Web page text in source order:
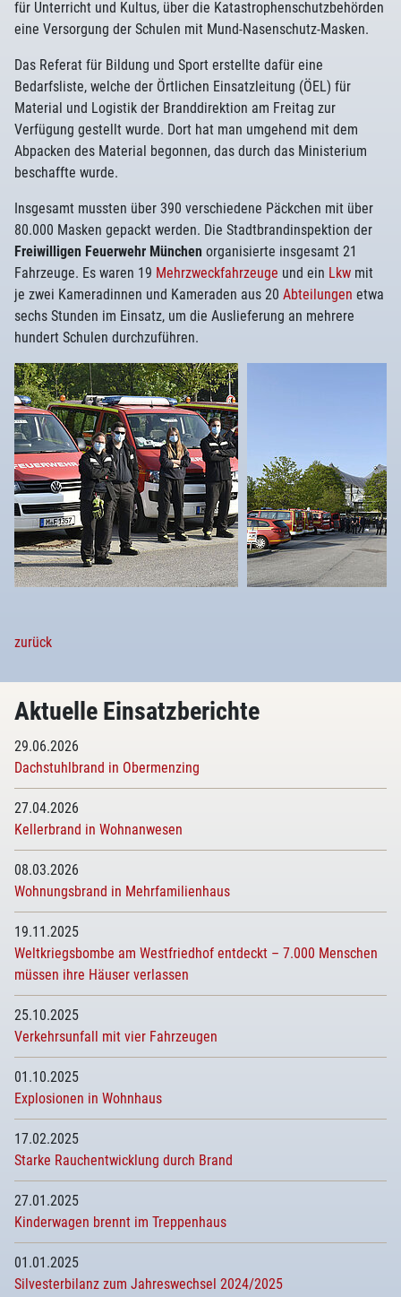
für Unterricht und Kultus, über die Katastrophenschutzbehörden
eine Versorgung der Schulen mit Mund-Nasenschutz-Masken.
Das Referat für Bildung und Sport erstellte dafür eine
Bedarfsliste, welche der Örtlichen Einsatzleitung (ÖEL) für
Material und Logistik der Branddirektion am Freitag zur
Verfügung gestellt wurde. Dort hat man umgehend mit dem
Abpacken des Material begonnen, das durch das Ministerium
beschaffte wurde.
Insgesamt mussten über 390 verschiedene Päckchen mit über
80.000 Masken gepackt werden. Die Stadtbrandinspektion der
Freiwilligen Feuerwehr München organisierte insgesamt 21
Fahrzeuge. Es waren 19 Mehrzweckfahrzeuge und ein Lkw mit
je zwei Kameradinnen und Kameraden aus 20 Abteilungen etwa
sechs Stunden im Einsatz, um die Auslieferung an mehrere
hundert Schulen durchzuführen.
zurück
Aktuelle Einsatzberichte
29.06.2026
Dachstuhlbrand in Obermenzing
27.04.2026
Kellerbrand in Wohnanwesen
08.03.2026
Wohnungsbrand in Mehrfamilienhaus
19.11.2025
Weltkriegsbombe am Westfriedhof entdeckt – 7.000 Menschen
müssen ihre Häuser verlassen
25.10.2025
Verkehrsunfall mit vier Fahrzeugen
01.10.2025
Explosionen in Wohnhaus
17.02.2025
Starke Rauchentwicklung durch Brand
27.01.2025
Kinderwagen brennt im Treppenhaus
01.01.2025
Silvesterbilanz zum Jahreswechsel 2024/2025